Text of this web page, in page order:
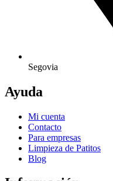
Segovia
Ayuda
Mi cuenta
Contacto
Para empresas
Limpieza de Patitos
Blog